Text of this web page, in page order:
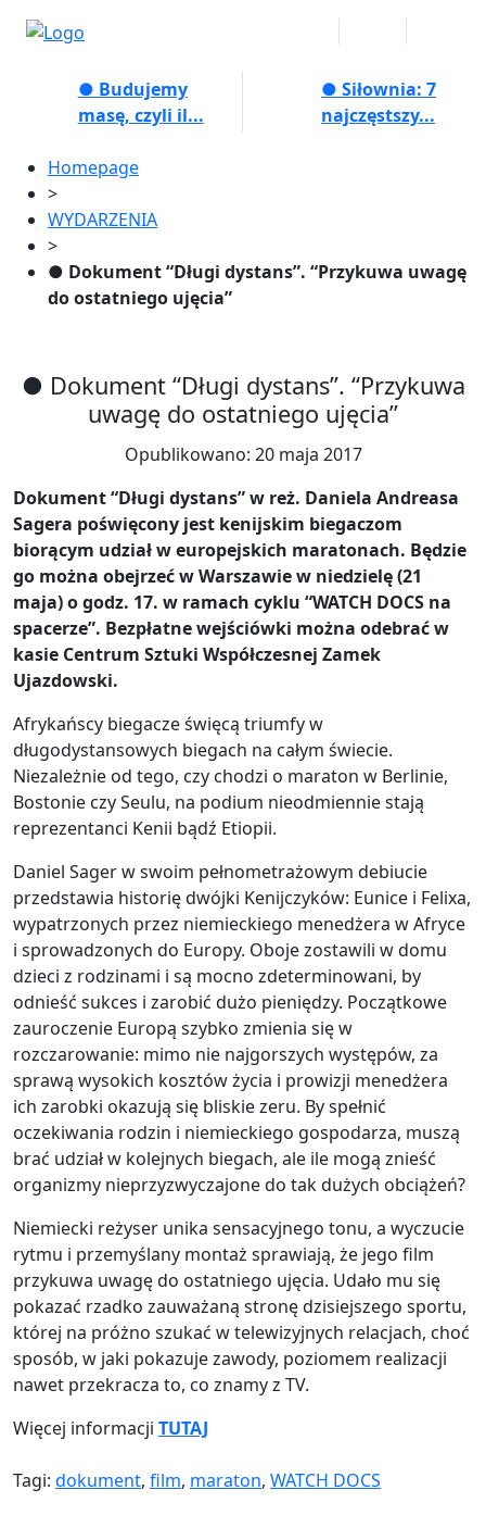
● Budujemy
masę, czyli il...
● Siłownia: 7
najczęstszy...
Homepage
>
WYDARZENIA
>
● Dokument “Długi dystans”. “Przykuwa uwagę
do ostatniego ujęcia”
● Dokument “Długi dystans”. “Przykuwa
uwagę do ostatniego ujęcia”
Opublikowano: 20 maja 2017
Dokument “Długi dystans” w reż. Daniela Andreasa
Sagera poświęcony jest kenijskim biegaczom
biorącym udział w europejskich maratonach. Będzie
go można obejrzeć w Warszawie w niedzielę (21
maja) o godz. 17. w ramach cyklu “WATCH DOCS na
spacerze”. Bezpłatne wejściówki można odebrać w
kasie Centrum Sztuki Współczesnej Zamek
Ujazdowski.
Afrykańscy biegacze święcą triumfy w
długodystansowych biegach na całym świecie.
Niezależnie od tego, czy chodzi o maraton w Berlinie,
Bostonie czy Seulu, na podium nieodmiennie stają
reprezentanci Kenii bądź Etiopii.
Daniel Sager w swoim pełnometrażowym debiucie
przedstawia historię dwójki Kenijczyków: Eunice i Felixa,
wypatrzonych przez niemieckiego menedżera w Afryce
i sprowadzonych do Europy. Oboje zostawili w domu
dzieci z rodzinami i są mocno zdeterminowani, by
odnieść sukces i zarobić dużo pieniędzy. Początkowe
zauroczenie Europą szybko zmienia się w
rozczarowanie: mimo nie najgorszych występów, za
sprawą wysokich kosztów życia i prowizji menedżera
ich zarobki okazują się bliskie zeru. By spełnić
oczekiwania rodzin i niemieckiego gospodarza, muszą
brać udział w kolejnych biegach, ale ile mogą znieść
organizmy nieprzyzwyczajone do tak dużych obciążeń?
Niemiecki reżyser unika sensacyjnego tonu, a wyczucie
rytmu i przemyślany montaż sprawiają, że jego film
przykuwa uwagę do ostatniego ujęcia. Udało mu się
pokazać rzadko zauważaną stronę dzisiejszego sportu,
której na próżno szukać w telewizyjnych relacjach, choć
sposób, w jaki pokazuje zawody, poziomem realizacji
nawet przekracza to, co znamy z TV.
Więcej informacji TUTAJ
Tagi: dokument, film, maraton, WATCH DOCS